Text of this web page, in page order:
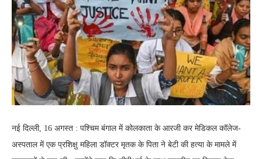
नई दिल्ली, 16 अगस्त : पश्चिम बंगाल में कोलकाता के आरजी कर मेडिकल कॉलेज-
अस्पताल में एक प्रशिक्षु महिला डॉक्टर मृतक के पिता ने बेटी की हत्या के मामले में